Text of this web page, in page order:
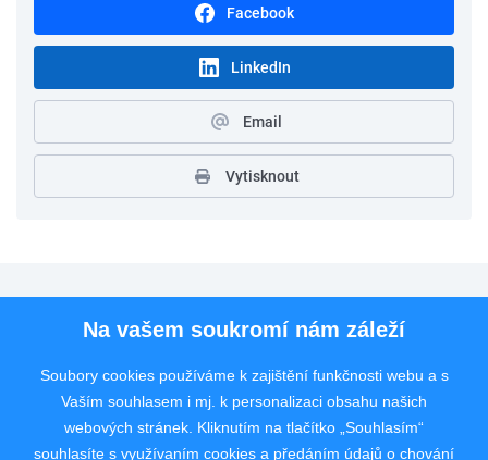
Facebook
LinkedIn
Email
Vytisknout
Pro uchazeče
Rychlý kontakt
Na vašem soukromí nám záleží
Soubory cookies používáme k zajištění funkčnosti webu a s
Vaším souhlasem i mj. k personalizaci obsahu našich
webových stránek. Kliknutím na tlačítko „Souhlasím“
souhlasíte s využívaním cookies a předáním údajů o chování